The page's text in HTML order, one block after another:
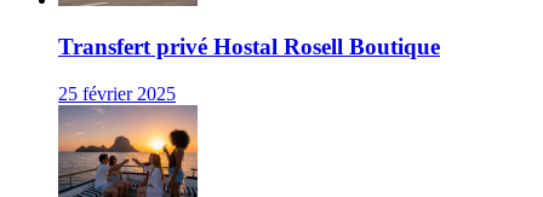
Transfert privé Hostal Rosell Boutique
25 février 2025